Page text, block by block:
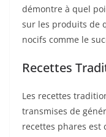
démontre à quel
sur les produits de
nocifs comme le
Recettes
Les recettes
transmises de
recettes phares est